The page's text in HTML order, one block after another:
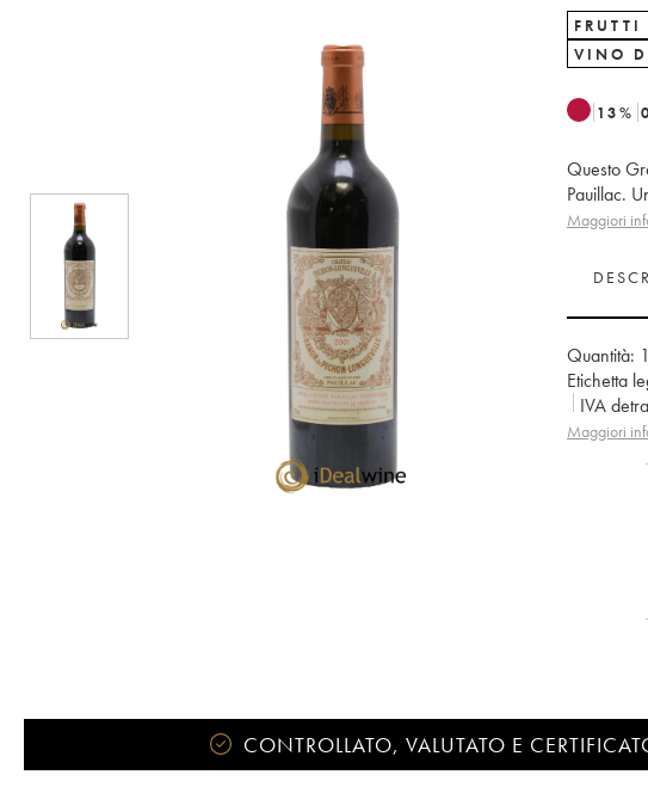
FRUTTI
VINO
13%
Questo
Pauillac.
Maggiori
Quantità:
Etichetta
IVA
Maggiori
CONTROLLATO, VALUTATO E